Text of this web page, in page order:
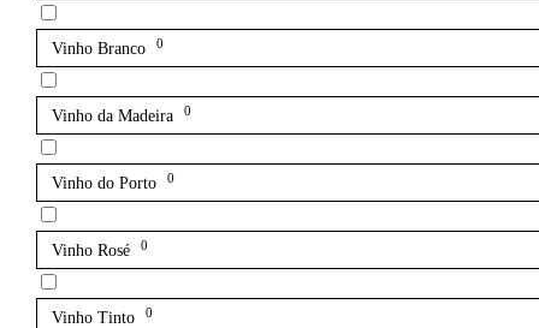
Vinho Branco 0
Vinho da Madeira 0
Vinho do Porto 0
Vinho Rosé 0
Vinho Tinto 0